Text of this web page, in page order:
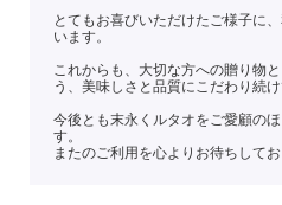
とてもお喜びいただけたご様子に
います。
これからも、大切な方への贈り物
う、美味しさと品質にこだわり続け
今後とも末永くルタオをご愛顧の
す。
またのご利用を心よりお待ちしてお